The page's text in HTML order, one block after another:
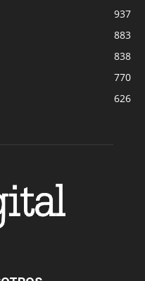
937
883
838
770
626